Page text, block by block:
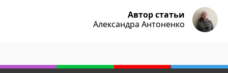
Автор статьи
Александра Антоненко